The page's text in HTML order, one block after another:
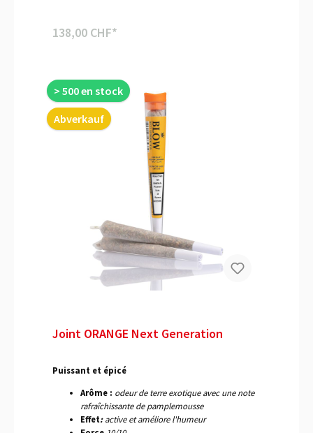
138,00 CHF*
> 500 en stock
Abverkauf
Joint ORANGE Next Generation
Puissant et épicé
Arôme : odeur de terre exotique avec une note
rafraîchissante de pamplemousse
Effet:active et améliore l'humeur